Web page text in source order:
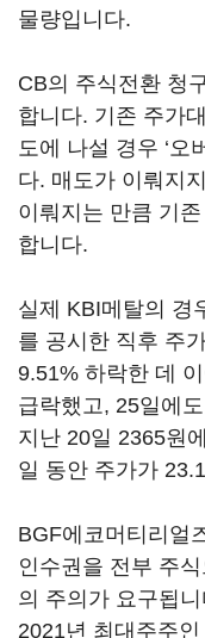
물량입니다.
CB의 주식전환 청
합니다. 기존 주가
도에 나설 경우 ‘오
다. 매도가 이뤄지
이뤄지는 만큼 기
합니다.
실제 KBI메탈의 경
를 공시한 직후 주
9.51% 하락한 데
급락했고, 25일에
지난 20일 2365원
일 동안 주가가
BGF에코머티리얼
인수권을 전부 주
의 주의가 요구됩
2021년 최대주주인